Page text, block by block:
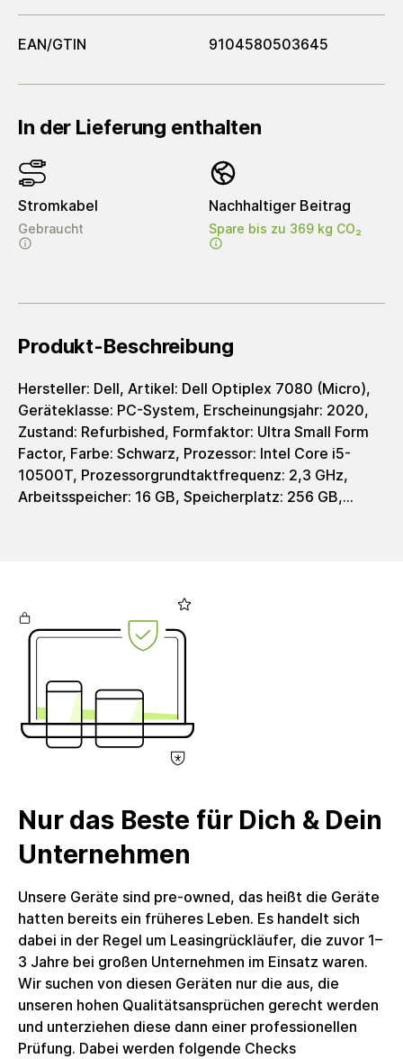
EAN/GTIN 9104580503645
In der Lieferung enthalten
Stromkabel
Gebraucht
Nachhaltiger Beitrag
Spare bis zu 369 kg CO₂
Produkt-Beschreibung
Hersteller: Dell, Artikel: Dell Optiplex 7080 (Micro),
Geräteklasse: PC-System, Erscheinungsjahr: 2020,
Zustand: Refurbished, Formfaktor: Ultra Small Form
Factor, Farbe: Schwarz, Prozessor: Intel Core i5-
10500T, Prozessorgrundtaktfrequenz: 2,3 GHz,
Arbeitsspeicher: 16 GB, Speicherplatz: 256 GB,
(rear), 1x USB 3.2 Gen 2 Type-A port with
PowerShare (front), 1x USB 3.2 Gen 2 Type-C port
(front), 1x USB 3.2 Gen 1 Type-A port (rear), 2x USB
Type-A port with Smart Power On (rear), 1x universal
audio jack (front), 1x line-out port (retaskable line-
in) (front), 2x DisplayPort 1.4 ports (rear),
Betriebssystem: Windows 11 Pro, Gewicht: 1200 g,
enthalten. Stromkabel enthalten. Kein weiteres
Zubehör enthalten. Das Produkt wird in einer
nachhaltigen Alternativverpackung
ausgewiesener Umsatzsteuer erstellt, welche
Unternehmenskunden zum Vorsteuerabzug
berechtigt. Die circulee GmbH nutzt keine
Differenzbesteuerung.
Nur das Beste für Dich & Dein
Unternehmen
Unsere Geräte sind pre-owned, das heißt die Geräte
hatten bereits ein früheres Leben. Es handelt sich
dabei in der Regel um Leasingrückläufer, die zuvor 1–
3 Jahre bei großen Unternehmen im Einsatz waren.
Wir suchen von diesen Geräten nur die aus, die
unseren hohen Qualitätsansprüchen gerecht werden
und unterziehen diese dann einer professionellen
Prüfung. Dabei werden folgende Checks